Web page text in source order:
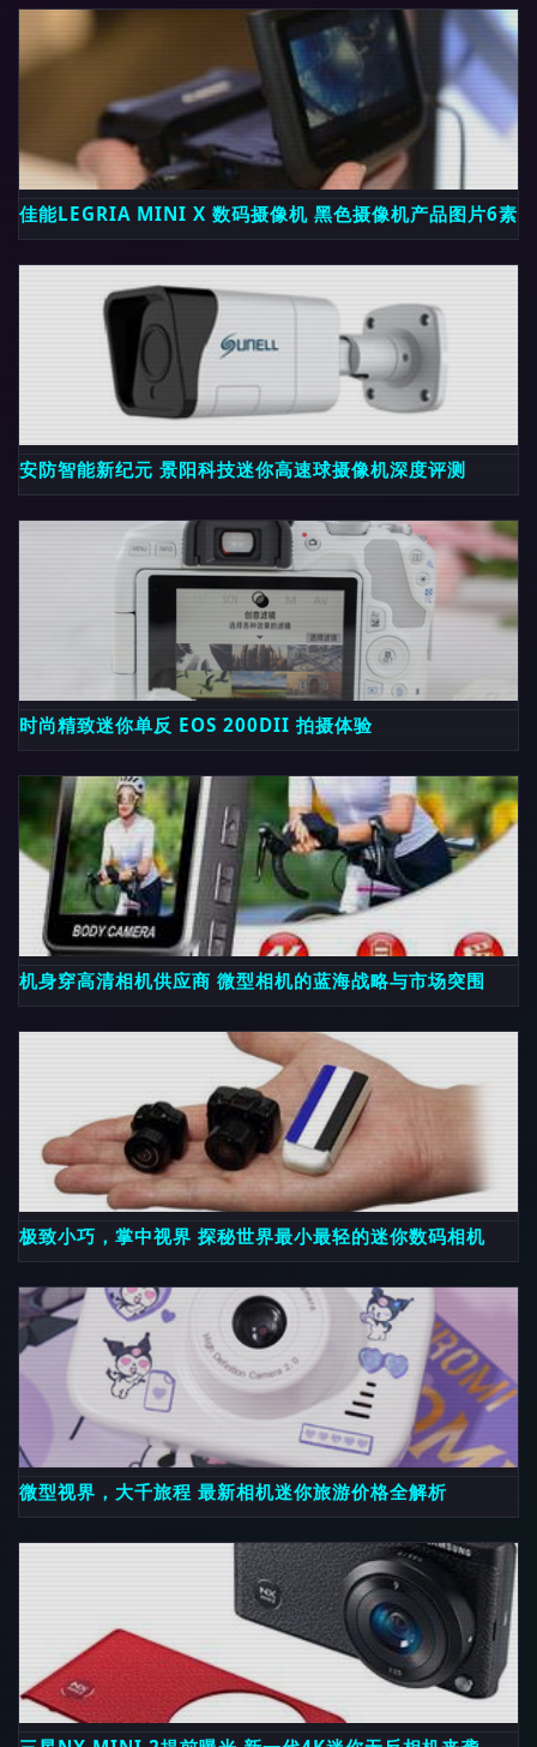
佳能LEGRIA MINI X 数码摄像机 黑色摄像机产品图片6素
安防智能新纪元 景阳科技迷你高速球摄像机深度评测
时尚精致迷你单反 EOS 200DII 拍摄体验
机身穿高清相机供应商 微型相机的蓝海战略与市场突围
极致小巧，掌中视界 探秘世界最小最轻的迷你数码相机
微型视界，大千旅程 最新相机迷你旅游价格全解析